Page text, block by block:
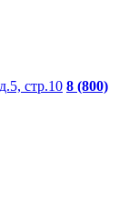
стр.10 8 (800)